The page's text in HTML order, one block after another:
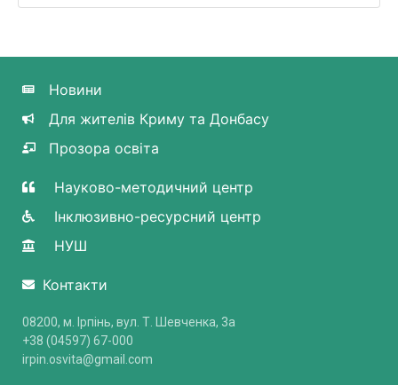
Новини
Для жителів Криму та Донбасу
Прозора освіта
Науково-методичний центр
Інклюзивно-ресурсний центр
НУШ
Контакти
08200, м. Ірпінь, вул. Т. Шевченка, 3a
+38 (04597) 67-000
irpin.osvita@gmail.com